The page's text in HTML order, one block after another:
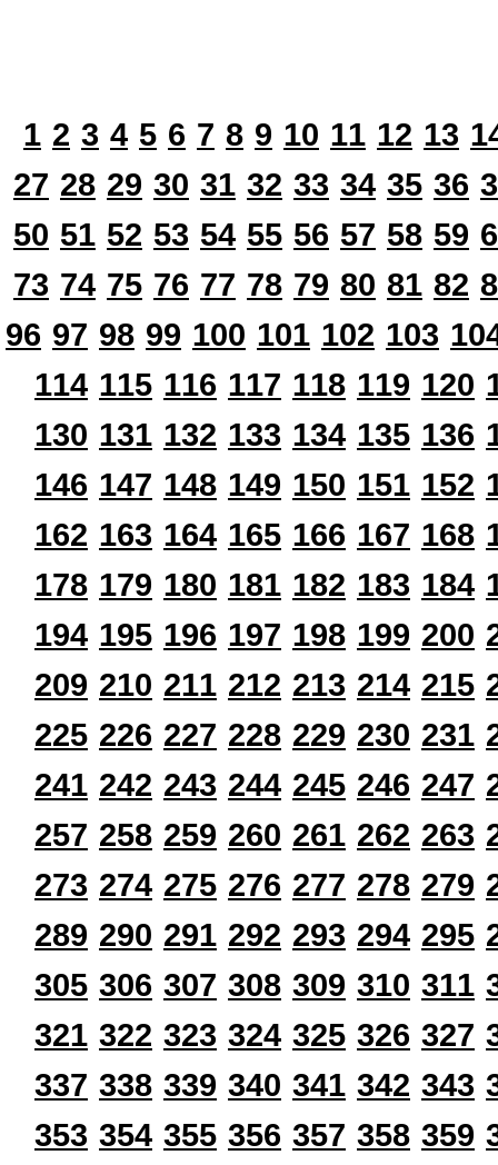
1 2 3 4 5 6 7 8 9 10 11 12 13
27 28 29 30 31 32 33 34 35 36
50 51 52 53 54 55 56 57 58 59
73 74 75 76 77 78 79 80 81 82
96 97 98 99 100 101 102 103
114 115 116 117 118 119 120
130 131 132 133 134 135 136
146 147 148 149 150 151 152
162 163 164 165 166 167 168
178 179 180 181 182 183 184
194 195 196 197 198 199 200
209 210 211 212 213 214 215
225 226 227 228 229 230 231
241 242 243 244 245 246 247
257 258 259 260 261 262 263
273 274 275 276 277 278 279
289 290 291 292 293 294 295
305 306 307 308 309 310 311
321 322 323 324 325 326 327
337 338 339 340 341 342 343
353 354 355 356 357 358 359